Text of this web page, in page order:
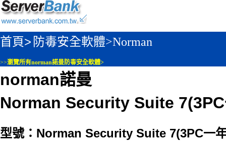
首頁> 防毒安全軟體>Norman
>>瀏覽所有norman諾曼防毒安全軟體>
norman諾曼
Norman Security Suite
型號：Norman Security Suite 7(3PC一